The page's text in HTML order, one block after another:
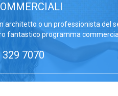
architetto o un professionista del
fantastico programma
7070